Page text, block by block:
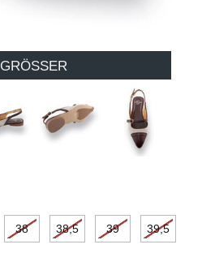
GRÖSSER
38 38,5 39 39,5